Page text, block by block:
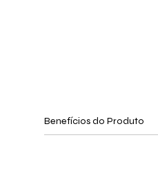
Benefícios do Produto